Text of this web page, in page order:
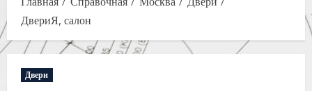
ДвериЯ, салон
Двери